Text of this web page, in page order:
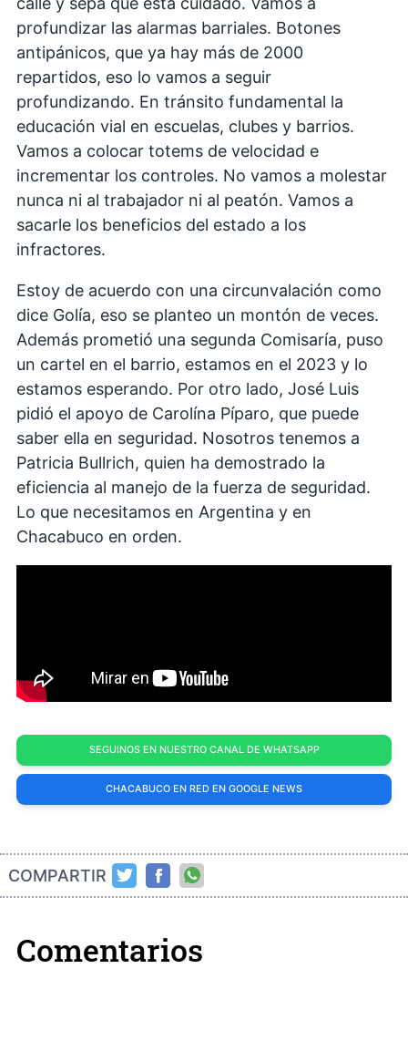
profundizar las alarmas barriales. Botones
antipánicos, que ya hay más de 2000
repartidos, eso lo vamos a seguir
profundizando. En tránsito fundamental la
educación vial en escuelas, clubes y barrios.
Vamos a colocar totems de velocidad e
incrementar los controles. No vamos a molestar
nunca ni al trabajador ni al peatón. Vamos a
sacarle los beneficios del estado a los
infractores.
Estoy de acuerdo con una circunvalación como
dice Golía, eso se planteo un montón de veces.
Además prometió una segunda Comisaría, puso
un cartel en el barrio, estamos en el 2023 y lo
estamos esperando. Por otro lado, José Luis
pidió el apoyo de Carolína Píparo, que puede
saber ella en seguridad. Nosotros tenemos a
Patricia Bullrich, quien ha demostrado la
eficiencia al manejo de la fuerza de seguridad.
Lo que necesitamos en Argentina y en
Chacabuco en orden.
SEGUINOS EN NUESTRO CANAL DE WHATSAPP
CHACABUCO EN RED EN GOOGLE NEWS
COMPARTIR
Comentarios